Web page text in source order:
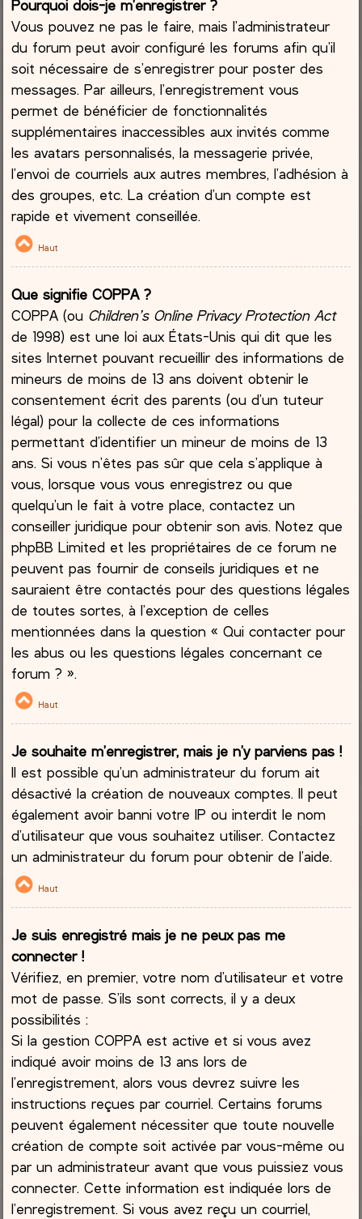
Pourquoi dois-je m’enregistrer ?
Vous pouvez ne pas le faire, mais l’administrateur
du forum peut avoir configuré les forums afin qu’il
soit nécessaire de s’enregistrer pour poster des
messages. Par ailleurs, l’enregistrement vous
permet de bénéficier de fonctionnalités
supplémentaires inaccessibles aux invités comme
les avatars personnalisés, la messagerie privée,
l’envoi de courriels aux autres membres, l’adhésion à
des groupes, etc. La création d’un compte est
rapide et vivement conseillée.
Haut
Que signifie COPPA ?
COPPA (ou Children’s Online Privacy Protection Act
de 1998) est une loi aux États-Unis qui dit que les
sites Internet pouvant recueillir des informations de
mineurs de moins de 13 ans doivent obtenir le
consentement écrit des parents (ou d’un tuteur
légal) pour la collecte de ces informations
permettant d’identifier un mineur de moins de 13
ans. Si vous n’êtes pas sûr que cela s’applique à
vous, lorsque vous vous enregistrez ou que
quelqu’un le fait à votre place, contactez un
conseiller juridique pour obtenir son avis. Notez que
phpBB Limited et les propriétaires de ce forum ne
peuvent pas fournir de conseils juridiques et ne
sauraient être contactés pour des questions légales
de toutes sortes, à l’exception de celles
mentionnées dans la question « Qui contacter pour
les abus ou les questions légales concernant ce
forum ? ».
Haut
Je souhaite m’enregistrer, mais je n’y parviens pas !
Il est possible qu’un administrateur du forum ait
désactivé la création de nouveaux comptes. Il peut
également avoir banni votre IP ou interdit le nom
d’utilisateur que vous souhaitez utiliser. Contactez
un administrateur du forum pour obtenir de l’aide.
Haut
Je suis enregistré mais je ne peux pas me
connecter !
Vérifiez, en premier, votre nom d’utilisateur et votre
mot de passe. S’ils sont corrects, il y a deux
possibilités :
Si la gestion COPPA est active et si vous avez
indiqué avoir moins de 13 ans lors de
l’enregistrement, alors vous devrez suivre les
instructions reçues par courriel. Certains forums
peuvent également nécessiter que toute nouvelle
création de compte soit activée par vous-même ou
par un administrateur avant que vous puissiez vous
connecter. Cette information est indiquée lors de
l’enregistrement. Si vous avez reçu un courriel,